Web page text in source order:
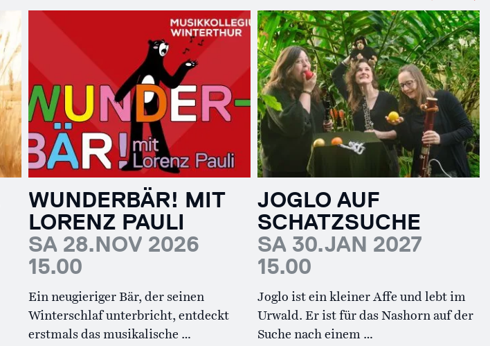
WUNDERBÄR! MIT
LORENZ PAULI
SA 28.NOV 2026
15.00
Ein neugieriger Bär, der seinen
Winterschlaf unterbricht, entdeckt
erstmals das musikalische …
JOGLO AUF
SCHATZSUCHE
SA 30.JAN 2027
15.00
Joglo ist ein kleiner Affe und lebt im
Urwald. Er ist für das Nashorn auf der
Suche nach einem …